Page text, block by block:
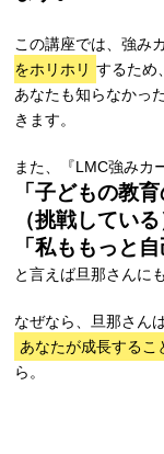
この講座では、強み
をホリホリ するため、
あなたも知らなかっ
きます。
また、『LMC強みカ
「子どもの教
（挑戦してい
「私ももっと
と言えば旦那さんに
なぜなら、旦那さん
あなたが成長するこ
ら。